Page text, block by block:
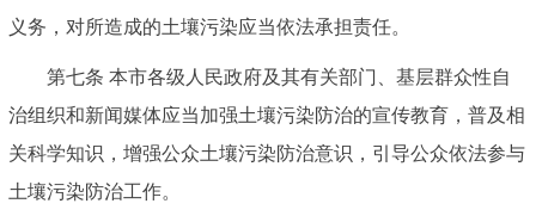
义务，对所造成的土壤污染应当依法承担责任。
第七条 本市各级人民政府及其有关部门、基层群众性自
治组织和新闻媒体应当加强土壤污染防治的宣传教育，普及相
关科学知识，增强公众土壤污染防治意识，引导公众依法参与
土壤污染防治工作。